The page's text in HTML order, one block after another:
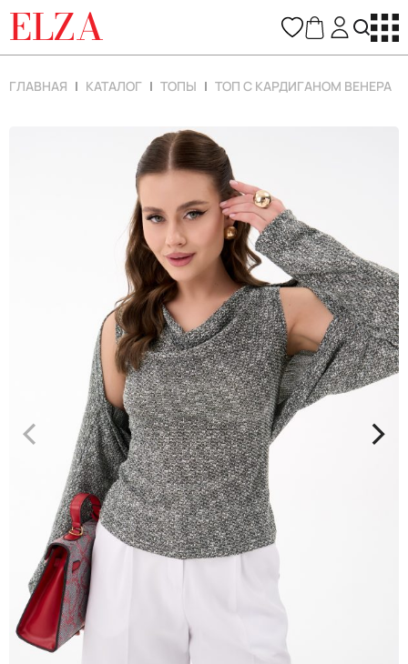
ELZA
ГЛАВНАЯ КАТАЛОГ ТОПЫ ТОП С КАРДИГАНОМ ВЕНЕРА
< >